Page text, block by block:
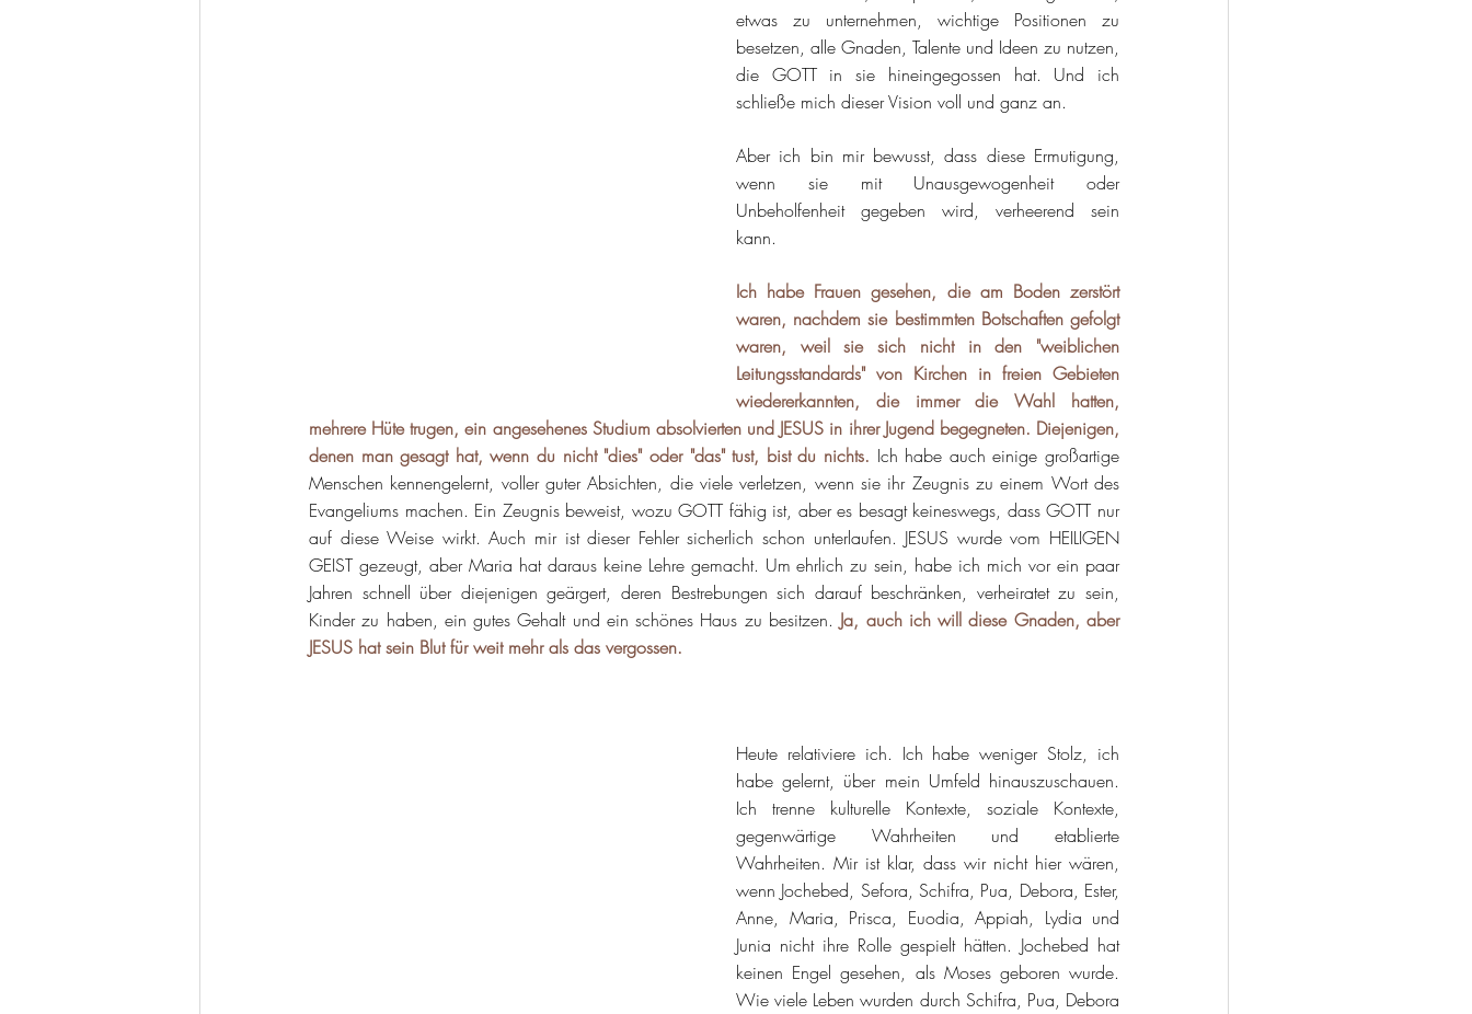
etwas zu unternehmen, wichtige Positionen zu
besetzen, alle Gnaden, Talente und Ideen zu nutzen,
die GOTT in sie hineingegossen hat. Und ich
schließe mich dieser Vision voll und ganz an.
Aber ich bin mir bewusst, dass diese Ermutigung,
wenn sie mit Unausgewogenheit oder
Unbeholfenheit gegeben wird, verheerend sein
kann.
Ich habe Frauen gesehen, die am Boden zerstört
waren, nachdem sie bestimmten Botschaften gefolgt
waren, weil sie sich nicht in den "weiblichen
Leitungsstandards" von Kirchen in freien Gebieten
wiedererkannten, die immer die Wahl hatten,
mehrere Hüte trugen, ein angesehenes Studium absolvierten und JESUS in ihrer Jugend begegneten. Diejenigen,
denen man gesagt hat, wenn du nicht "dies" oder "das" tust, bist du nichts. Ich habe auch einige großartige
Menschen kennengelernt, voller guter Absichten, die viele verletzen, wenn sie ihr Zeugnis zu einem Wort des
Evangeliums machen. Ein Zeugnis beweist, wozu GOTT fähig ist, aber es besagt keineswegs, dass GOTT nur
auf diese Weise wirkt. Auch mir ist dieser Fehler sicherlich schon unterlaufen. JESUS wurde vom HEILIGEN
GEIST gezeugt, aber Maria hat daraus keine Lehre gemacht. Um ehrlich zu sein, habe ich mich vor ein paar
Jahren schnell über diejenigen geärgert, deren Bestrebungen sich darauf beschränken, verheiratet zu sein,
Kinder zu haben, ein gutes Gehalt und ein schönes Haus zu besitzen. Ja, auch ich will diese Gnaden, aber
JESUS hat sein Blut für weit mehr als das vergossen.
Heute relativiere ich. Ich habe weniger Stolz, ich
habe gelernt, über mein Umfeld hinauszuschauen.
Ich trenne kulturelle Kontexte, soziale Kontexte,
gegenwärtige Wahrheiten und etablierte
Wahrheiten. Mir ist klar, dass wir nicht hier wären,
wenn Jochebed, Sefora, Schifra, Pua, Debora, Ester,
Anne, Maria, Prisca, Euodia, Appiah, Lydia und
Junia nicht ihre Rolle gespielt hätten. Jochebed hat
keinen Engel gesehen, als Moses geboren wurde.
Wie viele Leben wurden durch Schifra, Pua, Debora